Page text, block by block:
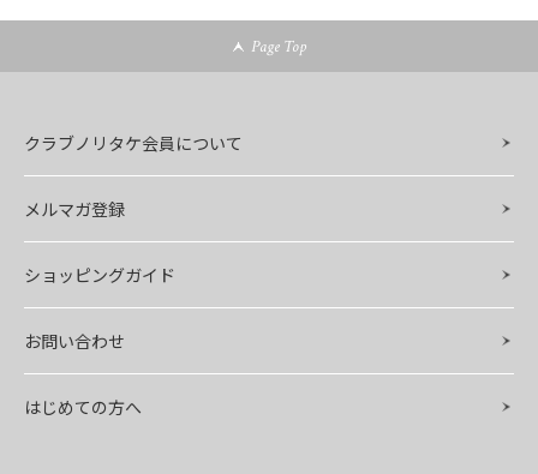
Page Top
クラブノリタケ会員について
メルマガ登録
ショッピングガイド
お問い合わせ
はじめての方へ